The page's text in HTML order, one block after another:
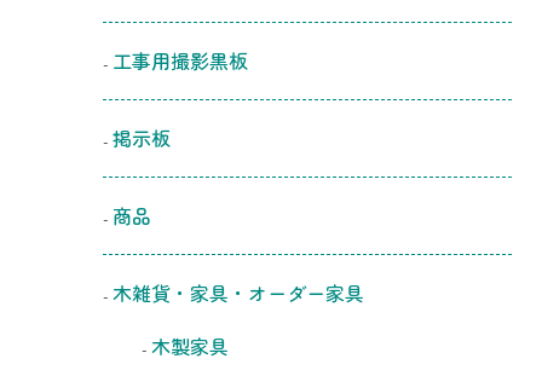
工事用撮影黒板
掲示板
商品
木雑貨・家具・オーダー家具
木製家具